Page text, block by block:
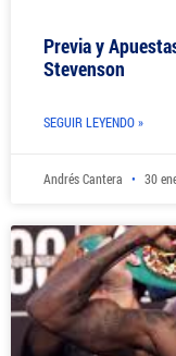
Previa y
Stevenson
SEGUIR LEYENDO »
Andrés Cantera 30